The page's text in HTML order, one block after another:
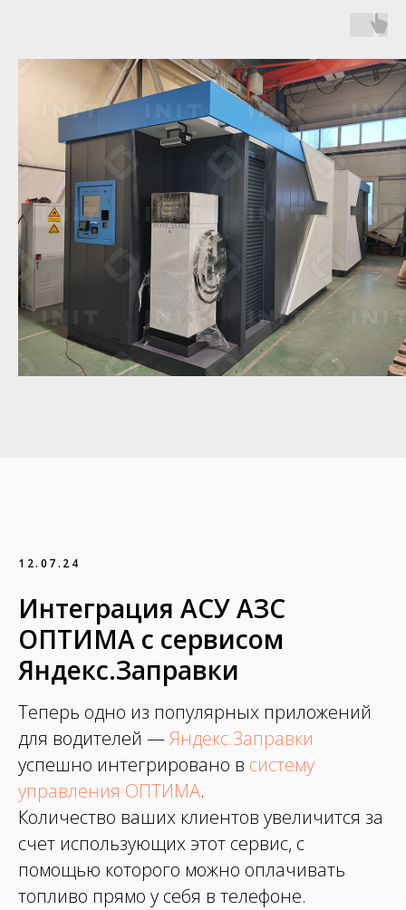
12.07.24
Интеграция АСУ АЗС
ОПТИМА с сервисом
Яндекс.Заправки
Теперь одно из популярных приложений
для водителей —Яндекс.Заправки
успешно интегрировано в систему
управления ОПТИМА.
Количество ваших клиентов увеличится за
счет использующих этот сервис, с
помощью которого можно оплачивать
топливо прямо у себя в телефоне.